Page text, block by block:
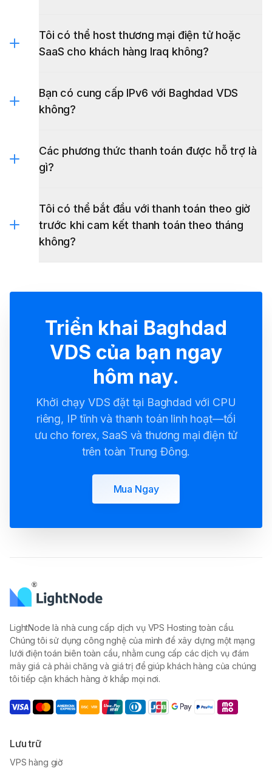
Tôi có thể host thương mại điện tử hoặc
SaaS cho khách hàng Iraq không?
Bạn có cung cấp IPv6 với Baghdad VDS
không?
Các phương thức thanh toán được hỗ trợ là
gì?
Tôi có thể bắt đầu với thanh toán theo giờ
trước khi cam kết thanh toán theo tháng
không?
Triển khai Baghdad
VDS của bạn ngay
hôm nay.
Khởi chạy VDS đặt tại Baghdad với CPU
riêng, IP tĩnh và thanh toán linh hoạt—tối
ưu cho forex, SaaS và thương mại điện tử
trên toàn Trung Đông.
Mua Ngay
LightNode là nhà cung cấp dịch vụ VPS Hosting toàn cầu.
Chúng tôi sử dụng công nghệ của mình để xây dựng một mạng
lưới điện toán biên toàn cầu, nhằm cung cấp các dịch vụ đám
mây giá cả phải chăng và giá trị để giúp khách hàng của chúng
tôi tiếp cận khách hàng ở khắp mọi nơi.
Lưu trữ
VPS hàng giờ